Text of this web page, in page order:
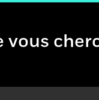
que vous